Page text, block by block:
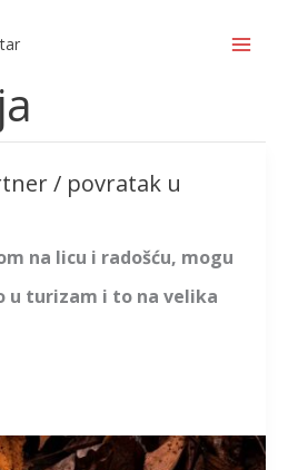
/ povratak u
na licu i radošću, mogu
u turizam i to na velika